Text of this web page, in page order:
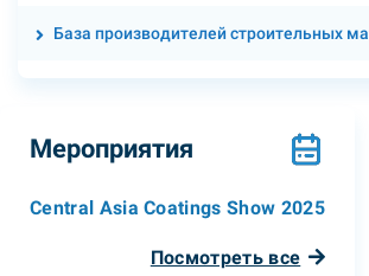
База производителей строительных
Мероприятия
Central Asia Coatings Show 2025
Посмотреть все